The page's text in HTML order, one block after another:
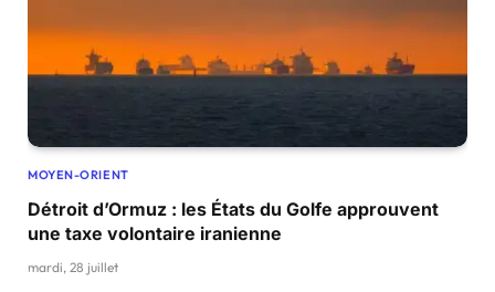
MOYEN-ORIENT
Détroit d’Ormuz : les États du Golfe approuvent
une taxe volontaire iranienne
mardi, 28 juillet